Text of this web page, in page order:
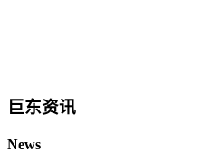
巨东资讯
News